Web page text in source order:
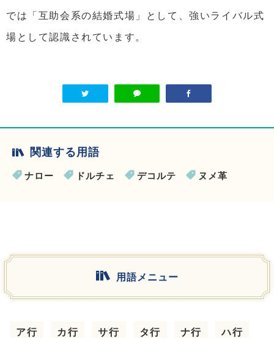
では「互助会系の結婚式場」として、強いライバル式
場として認識されています。
関連する用語
ナロー ドルチェ デコルテ ヌメ革
用語メニュー
ア行 カ行 サ行 タ行 ナ行 ハ行